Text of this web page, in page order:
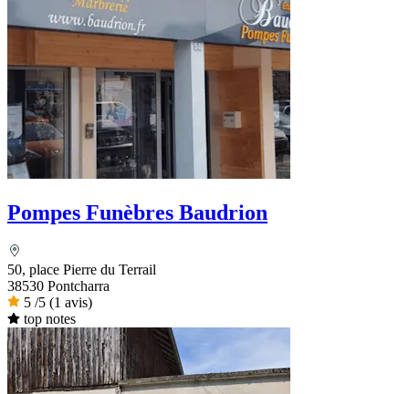
Pompes Funèbres Baudrion
50, place Pierre du Terrail
38530 Pontcharra
5 /5 (1 avis)
top notes